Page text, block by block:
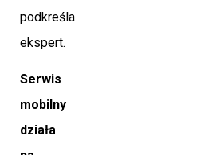
podkreśla
ekspert.
Serwis
mobilny
działa